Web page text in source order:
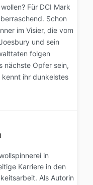
Für DCI Mark
Schon
im Visier, die vom
und sein
folgen
nächste Opfer sein,
ihr dunkelstes
in
Karriere in den
Als Autorin